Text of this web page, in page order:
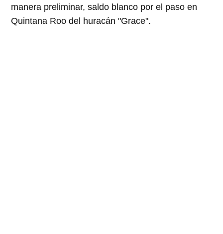
manera preliminar, saldo blanco por el paso en
Quintana Roo del huracán "Grace".